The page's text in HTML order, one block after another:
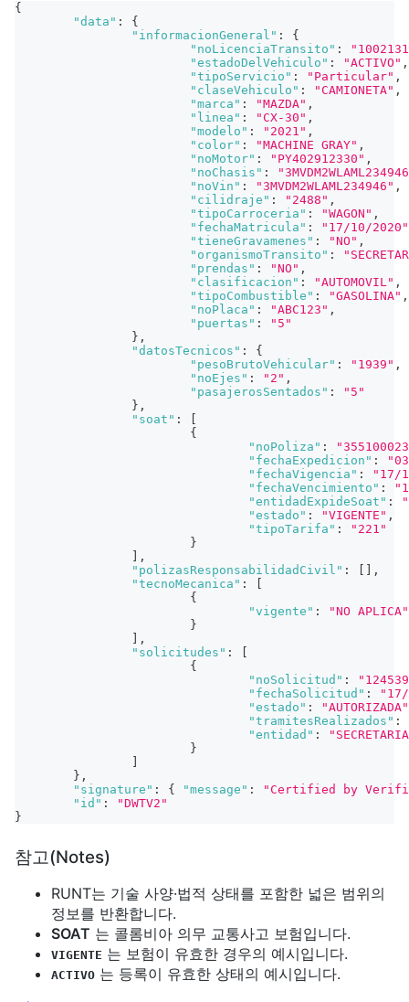
{
"data" :
{
"informacionGeneral" :
{
"noLicenciaTransito" :
"estadoDelVehiculo" : "ACTIVO" ,
"tipoServicio" : "Particular" ,
"claseVehiculo" : "CAMIONETA" ,
"marca" : "MAZDA" ,
"linea" : "CX-30" ,
"modelo" : "2021" ,
"color" : "MACHINE GRAY" ,
"noMotor" : "PY402912330" ,
"noChasis" :
"noVin" : "3MVDM2WLAML234946" ,
"cilidraje" : "2488" ,
"tipoCarroceria" : "WAGON" ,
"fechaMatricula" :
"17/10/2020"
"tieneGravamenes" : "NO" ,
"organismoTransito" :
"prendas" : "NO" ,
"clasificacion" : "AUTOMOVIL" ,
"tipoCombustible" : "GASOLINA" ,
"noPlaca" : "ABC123" ,
"puertas" :
"5"
} ,
"datosTecnicos" :
{
"pesoBrutoVehicular" : "1939" ,
"noEjes" : "2" ,
"pasajerosSentados" :
"5"
} ,
"soat" :
{
"noPoliza" :
"fechaExpedicion" :
"fechaVigencia" :
"17/
"fechaVencimiento" :
"entidadExpideSoat" :
"estado" : "VIGENTE" ,
"tipoTarifa" :
"221"
}
,
"polizasResponsabilidadCivil" :
,
"tecnoMecanica" :
{
"vigente" :
"NO APLICA"
}
,
"solicitudes" :
{
"noSolicitud" :
"fechaSolicitud" :
"estado" :
"AUTORIZADA"
"tramitesRealizados" :
"entidad" :
}
} ,
"signature" : { "message" :
"Certified by
"id" :
"DWTV2"
}
참고(Notes)
RUNT는 기술 사양·법적 상태를 포함한 넓은 범위의
정보를 반환합니다.
SOAT 는 콜롬비아 의무 교통사고 보험입니다.
VIGENTE 는 보험이 유효한 경우의 예시입니다.
ACTIVO 는 등록이 유효한 상태의 예시입니다.